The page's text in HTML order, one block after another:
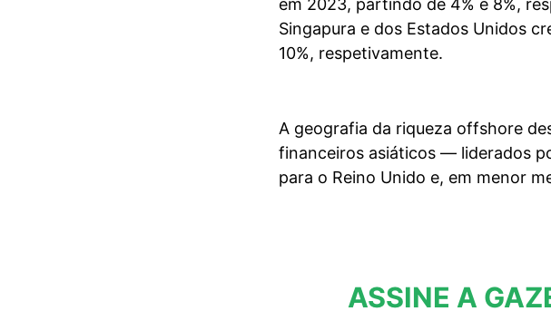
em 2023, partindo de 4% e 8%,
Singapura e dos Estados Unidos
10%, respetivamente.
A geografia da riqueza offshore
financeiros asiáticos — liderados
para o Reino Unido e, em menor
ASSINE A